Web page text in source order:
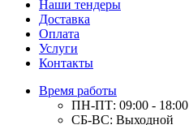
Наши тендеры
Доставка
Оплата
Услуги
Контакты
Время работы
ПН-ПТ: 09:00 - 18:00
СБ-ВС: Выходной